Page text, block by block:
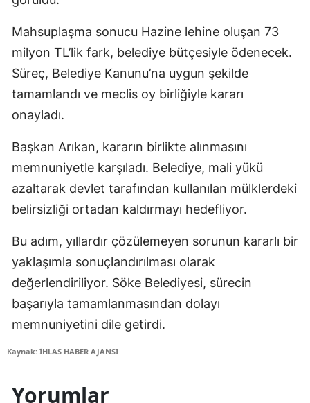
Mahsuplaşma sonucu Hazine lehine oluşan 73
milyon TL’lik fark, belediye bütçesiyle ödenecek.
Süreç, Belediye Kanunu’na uygun şekilde
tamamlandı ve meclis oy birliğiyle kararı
onayladı.
Başkan Arıkan, kararın birlikte alınmasını
memnuniyetle karşıladı. Belediye, mali yükü
azaltarak devlet tarafından kullanılan mülklerdeki
belirsizliği ortadan kaldırmayı hedefliyor.
Bu adım, yıllardır çözülemeyen sorunun kararlı bir
yaklaşımla sonuçlandırılması olarak
değerlendiriliyor. Söke Belediyesi, sürecin
başarıyla tamamlanmasından dolayı
memnuniyetini dile getirdi.
Kaynak: İHLAS HABER AJANSI
Yorumlar